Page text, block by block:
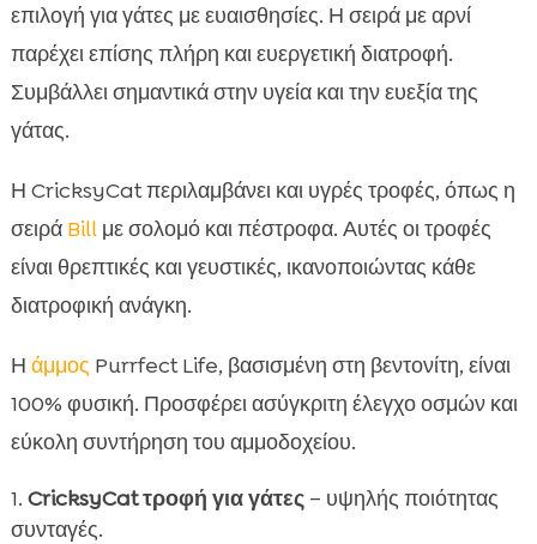
επιλογή για γάτες με ευαισθησίες. Η σειρά με αρνί
παρέχει επίσης πλήρη και ευεργετική διατροφή.
Συμβάλλει σημαντικά στην υγεία και την ευεξία της
γάτας.
Η CricksyCat περιλαμβάνει και υγρές τροφές, όπως η
σειρά Billμε σολομό και πέστροφα. Αυτές οι τροφές
είναι θρεπτικές και γευστικές, ικανοποιώντας κάθε
διατροφική ανάγκη.
Η άμμος Purrfect Life, βασισμένη στη βεντονίτη, είναι
100% φυσική. Προσφέρει ασύγκριτη έλεγχο οσμών και
εύκολη συντήρηση του αμμοδοχείου.
CricksyCat τροφή για γάτες– υψηλής ποιότητας
συνταγές.